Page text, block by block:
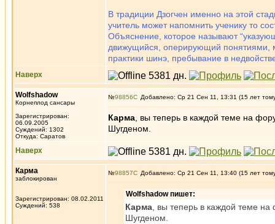
В традиции Дзогчен именно на этой
учитель может напомнить ученику то
Объяснение, которое называют
движущийся, оперирующий понятиями,
практики шинэ, пребывание в
Наверх
Wolfshadow
Корнеплод сансары
Зарегистрирован:
06.09.2005
Суждений: 1302
Откуда: Саратов
№98856 Добавлено: Ср 21 Сен 11, 13:31 (15 лет
Карма , вы теперь в каждой теме на
Шугденом.
Наверх
Карма
заблокирован
Зарегистрирован: 08.02.2011
Суждений: 538
№98857 Добавлено: Ср 21 Сен 11, 13:40 (15 лет
Wolfshadow пишет:
Карма , вы теперь в каждой теме
Шугденом.